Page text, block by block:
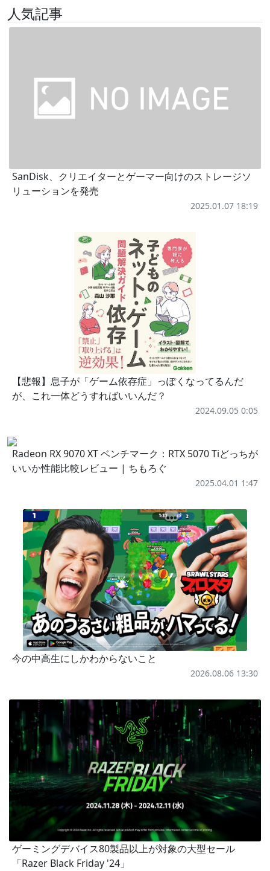
人気記事
SanDisk、クリエイターとゲーマー向けのストレージソ
リューションを発売
2025.01.07 18:19
【悲報】息子が「ゲーム依存症」っぽくなってるんだ
が、これ一体どうすればいいんだ？
2024.09.05 0:05
Radeon RX 9070 XT ベンチマーク：RTX 5070 Tiどっちが
いいか性能比較レビュー | ちもろぐ
2025.04.01 1:47
今の中高生にしかわからないこと
2026.08.06 13:30
ゲーミングデバイス80製品以上が対象の大型セール
「Razer Black Friday '24」